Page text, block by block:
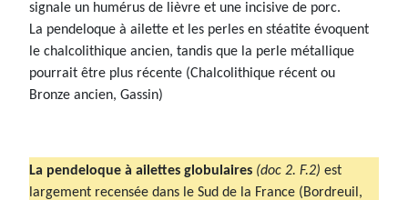
signale un humérus de lièvre et une incisive de porc.
La pendeloque à ailette et les perles en stéatite évoquent
le chalcolithique ancien, tandis que la perle métallique
pourrait être plus récente (Chalcolithique récent ou
Bronze ancien, Gassin)
La pendeloque à ailettes globulaires (doc 2. F.2) est
largement recensée dans le Sud de la France (Bordreuil,